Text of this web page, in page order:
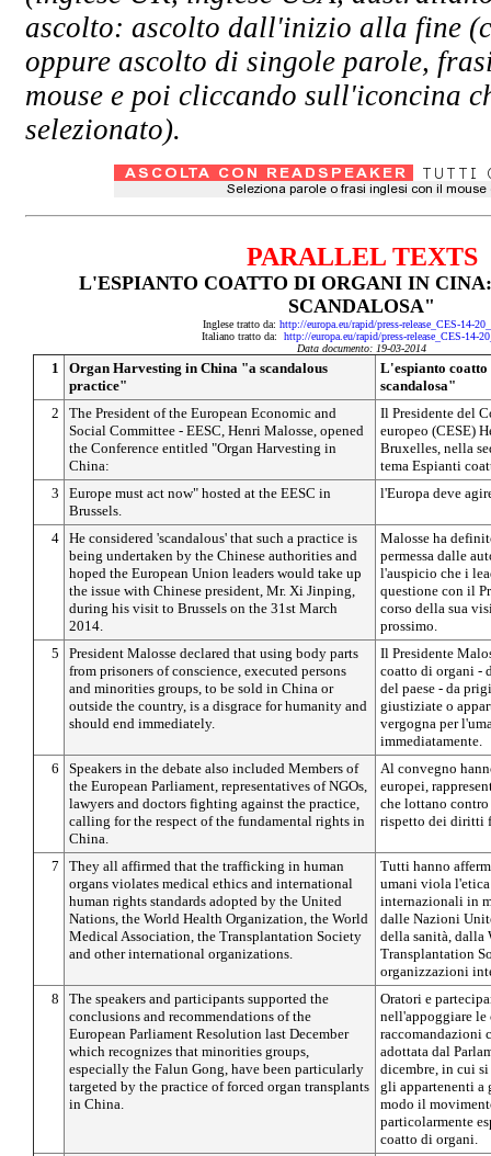
ascolto: ascolto dall'inizio alla fine
oppure ascolto di singole parole,
mouse e poi cliccando sull'iconcina
selezionato).
PARALLEL TEXTS
L'ESPIANTO COATTO DI ORGANI IN
SCANDALOSA"
Inglese tratto da: http://europa.eu/rapid/press-release_CES-14-
Italiano tratto da: http://europa.eu/rapid/press-release_CES-14-
Data documento: 19-03-2014
1
Organ Harvesting in China "a scandalous
practice"
L'espianto
scandalosa"
2
The President of the European Economic and
Social Committee - EESC, Henri Malosse, opened
the Conference entitled "Organ Harvesting in
China:
Il Presidente del
europeo (CESE)
Bruxelles, nella
tema Espianti
3
Europe must act now" hosted at the EESC in
Brussels.
l'Europa deve
4 He considered 'scandalous' that such a practice is
being undertaken by the Chinese authorities and
hoped the European Union leaders would take up
the issue with Chinese president, Mr. Xi Jinping,
during his visit to Brussels on the 31st March
2014.
Malosse ha
permessa dalle
l'auspicio che i
questione con il
corso della sua
prossimo.
5
President Malosse declared that using body parts
from prisoners of conscience, executed persons
and minorities groups, to be sold in China or
outside the country, is a disgrace for humanity and
should end immediately.
Il Presidente
coatto di organi -
del paese - da
giustiziate o
vergogna per
immediatamente.
6
Speakers in the debate also included Members of
the European Parliament, representatives of NGOs,
lawyers and doctors fighting against the practice,
calling for the respect of the fundamental rights in
China.
Al convegno
europei,
che lottano
rispetto dei diritti
7
They all affirmed that the trafficking in human
organs violates medical ethics and international
human rights standards adopted by the United
Nations, the World Health Organization, the World
Medical Association, the Transplantation Society
and other international organizations.
Tutti hanno
umani viola
internazionali in
dalle Nazioni
della sanità, dalla
Transplantation
organizzazioni
8
The speakers and participants supported the
conclusions and recommendations of the
European Parliament Resolution last December
which recognizes that minorities groups,
especially the Falun Gong, have been particularly
targeted by the practice of forced organ transplants
in China.
Oratori e
nell'appoggiare
raccomandazioni
adottata dal
dicembre, in cui
gli appartenenti a
modo il
particolarmente
coatto di organi.